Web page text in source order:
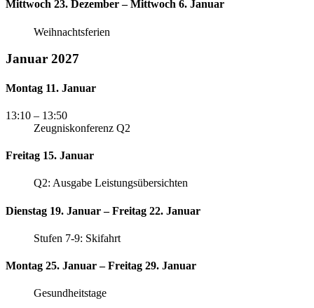
Mittwoch 23. Dezember – Mittwoch 6. Januar
Weihnachtsferien
Januar 2027
Montag 11. Januar
13:10 – 13:50
Zeugniskonferenz Q2
Freitag 15. Januar
Q2: Ausgabe Leistungsübersichten
Dienstag 19. Januar – Freitag 22. Januar
Stufen 7-9: Skifahrt
Montag 25. Januar – Freitag 29. Januar
Gesundheitstage